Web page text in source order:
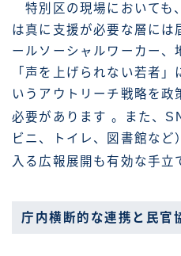
特別区の現場においても
は真に支援が必要な層には
ールソーシャルワーカー、
「声を上げられない若者
いうアウトリーチ戦略を政
必要があります 。また、
ビニ、トイレ、図書館な
入る広報展開も有効な手立
庁内横断的な連携と民官